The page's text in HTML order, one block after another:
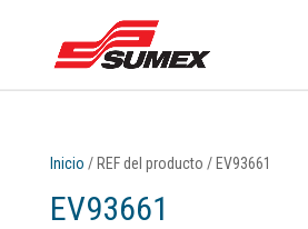
Inicio / REF del producto / EV93661
EV93661